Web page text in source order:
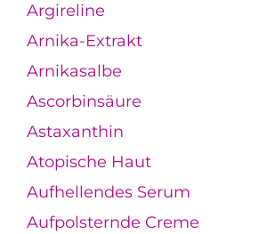
Argireline
Arnika-Extrakt
Arnikasalbe
Ascorbinsäure
Astaxanthin
Atopische Haut
Aufhellendes Serum
Aufpolsternde Creme